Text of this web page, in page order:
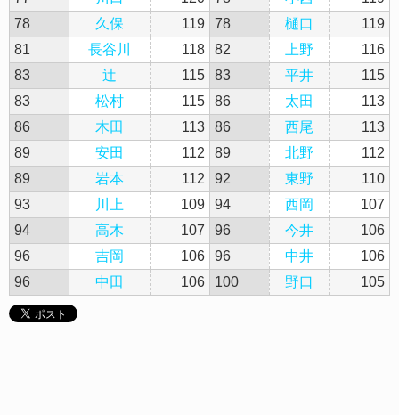
78
久保 119 78 樋口
119
81
長谷川 118 82 上野
116
83
辻 115 83 平井
115
83
松村 115 86 太田
113
86
木田 113 86 西尾
113
89
安田 112 89 北野
112
89
岩本 112 92 東野
110
93
川上 109 94 西岡
107
94
高木 107 96 今井
106
96
吉岡 106 96 中井
106
96
中田 106 100 野口 105